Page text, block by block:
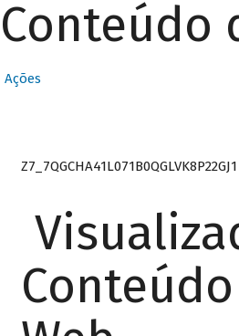
Conteúdo
Ações
Z7_7QGCHA41L071B0QGLVK8P22GJ1